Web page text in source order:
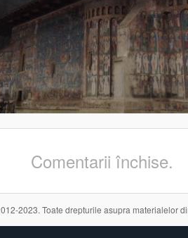
Comentarii închise.
2023. Toate drepturile asupra materialelor